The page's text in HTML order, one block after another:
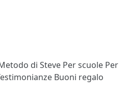
di Steve Per scuole Per
Buoni regalo